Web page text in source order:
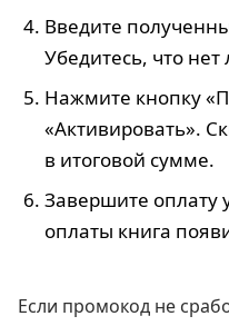
Введите
Убедитесь, что
Нажмите кнопку
«Активировать».
в итоговой сумме.
Завершите оплату
оплаты книга
Если промокод не